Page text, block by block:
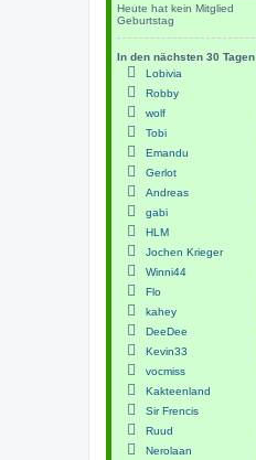
Heute hat kein Mitglied
Geburtstag
In den nächsten 30 Tagen
Lobivia
Robby
wolf
Tobi
Emandu
Gerlot
Andreas
gabi
HLM
Jochen Krieger
Winni44
Flo
kahey
DeeDee
Kevin33
vocmiss
Kakteenland
Sir Frencis
Ruud
Nerolaan